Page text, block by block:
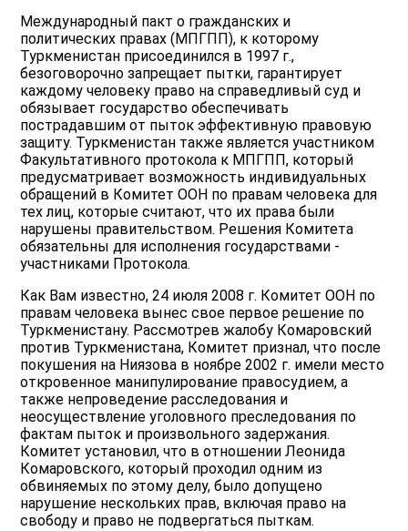
Международный пакт о гражданских и
политических правах (МПГПП), к которому
Туркменистан присоединился в 1997 г.,
безоговорочно запрещает пытки, гарантирует
каждому человеку право на справедливый суд и
обязывает государство обеспечивать
пострадавшим от пыток эффективную правовую
защиту. Туркменистан также является участником
Факультативного протокола к МПГПП, который
предусматривает возможность индивидуальных
обращений в Комитет ООН по правам человека для
тех лиц, которые считают, что их права были
нарушены правительством. Решения Комитета
обязательны для исполнения государствами -
участниками Протокола.
Как Вам известно, 24 июля 2008 г. Комитет ООН по
правам человека вынес свое первое решение по
Туркменистану. Рассмотрев жалобу Комаровский
против Туркменистана, Комитет признал, что после
покушения на Ниязова в ноябре 2002 г. имели место
откровенное манипулирование правосудием, а
также непроведение расследования и
неосуществление уголовного преследования по
фактам пыток и произвольного задержания.
Комитет установил, что в отношении Леонида
Комаровского, который проходил одним из
обвиняемых по этому делу, было допущено
нарушение нескольких прав, включая право на
свободу и право не подвергаться пыткам.